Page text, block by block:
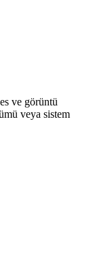
ve görüntü
veya sistem